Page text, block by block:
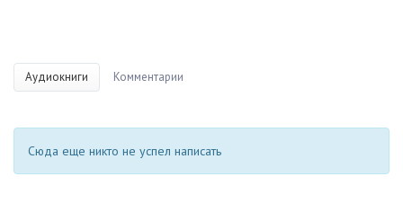
Аудиокниги Комментарии
Сюда еще никто не успел написать